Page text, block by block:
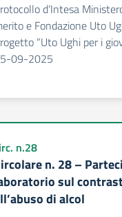
d’Intesa
e Fondazione Uto
“Uto Ughi per i
09-2025
n.28
n. 28 –
sul
di alcol